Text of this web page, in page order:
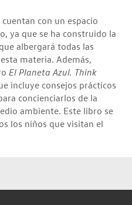
con un espacio
ya que se ha construido la
albergará todas las
materia. Además,
El Planeta Azul. Think
incluye consejos prácticos
concienciarlos de la
ambiente. Este libro se
los niños que visitan el